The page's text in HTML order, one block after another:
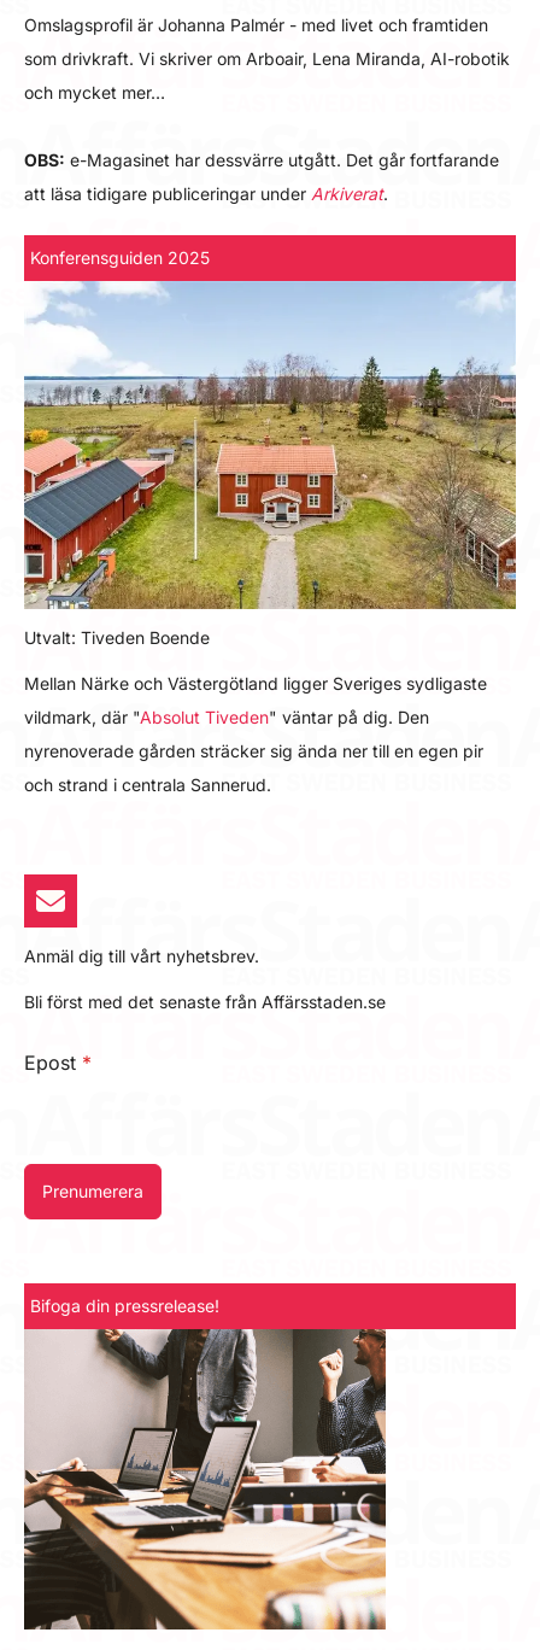
Omslagsprofil är Johanna Palmér - med livet och framtiden
som drivkraft. Vi skriver om Arboair, Lena Miranda, AI-robotik
och mycket mer…
OBS: e-Magasinet har dessvärre utgått. Det går fortfarande
att läsa tidigare publiceringar under Arkiverat.
Konferensguiden 2025
Utvalt: Tiveden Boende
Mellan Närke och Västergötland ligger Sveriges sydligaste
vildmark, där "Absolut Tiveden" väntar på dig. Den
nyrenoverade gården sträcker sig ända ner till en egen pir
och strand i centrala Sannerud.
Anmäl dig till vårt nyhetsbrev.
Bli först med det senaste från Affärsstaden.se
Epost *
Prenumerera
Bifoga din pressrelease!